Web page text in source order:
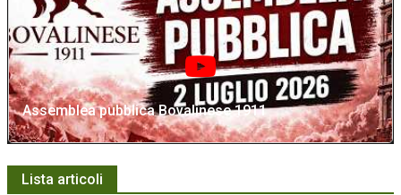
Assemblea pubblica Bovalinese 1911
Lista articoli